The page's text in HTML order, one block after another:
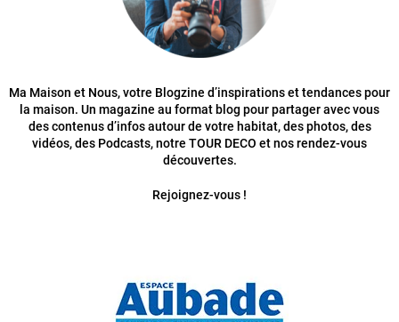
Ma Maison et Nous, votre Blogzine d’inspirations et tendances pour
la maison. Un magazine au format blog pour partager avec vous
des contenus d’infos autour de votre habitat, des photos, des
vidéos, des Podcasts, notre TOUR DECO et nos rendez-vous
découvertes.
Rejoignez-vous !